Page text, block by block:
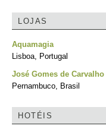
LOJAS
Aquamagia
Lisboa, Portugal
José Gomes de Carvalho
Pernambuco, Brasil
HOTÉIS